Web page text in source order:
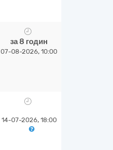
за 8 годин
07-08-2026, 10:00
14-07-2026, 18:00